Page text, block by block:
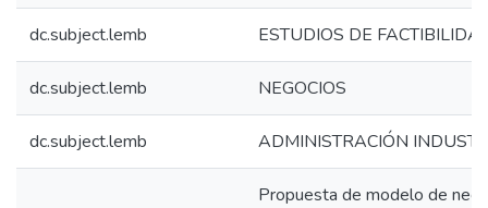
dc.subject.lemb ESTUDIOS DE
dc.subject.lemb NEGOCIOS
dc.subject.lemb ADMINISTRACIÓN
Propuesta de modelo de